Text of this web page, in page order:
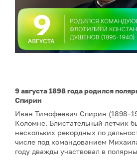
9 августа 1898 года родился
Спирин
Иван Тимофеевич Спирин
Коломне. Блистательный летчик
нескольких рекордных по
числе под командованием
году дважды участвовал в